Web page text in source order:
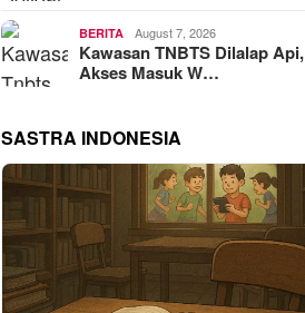
BERITA August 7, 2026
Kawasan TNBTS Dilalap Api,
Akses Masuk W…
SASTRA INDONESIA